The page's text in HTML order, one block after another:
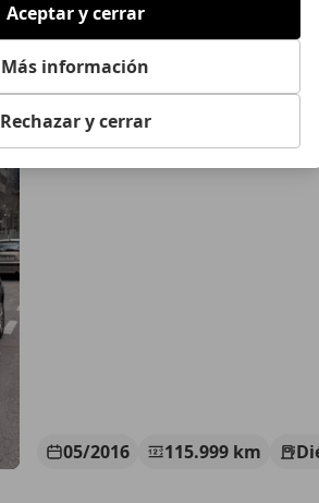
€ 9.999
05/2016 115.999 km
Aceptar y cerrar
Más información
Rechazar y cerrar